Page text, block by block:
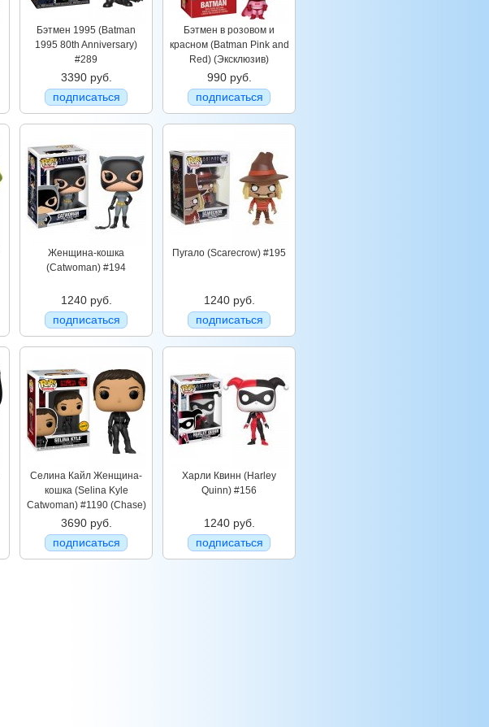
Бэтмен 1995 (Batman
1995 80th Anniversary)
#289
3390 руб.
подписаться
Бэтмен в розовом и
красном (Batman Pink and
Red) (Эксклюзив)
990 руб.
подписаться
Женщина-кошка
(Catwoman) #194
1240 руб.
подписаться
Пугало (Scarecrow) #195
1240 руб.
подписаться
Селина Кайл Женщина-
кошка (Selina Kyle
Catwoman) #1190 (Chase)
3690 руб.
подписаться
Харли Квинн (Harley
Quinn) #156
1240 руб.
подписаться